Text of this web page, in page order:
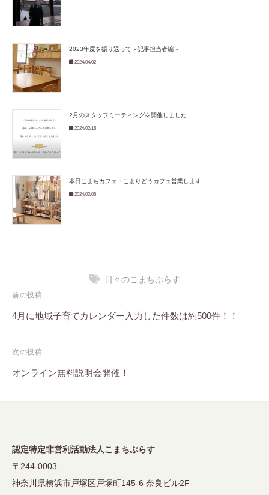
2023年度を振り返って～記事担当者編～
2024/04/02
2月のスタッフミーティングを開催しました
2024/02/16
本日こまちカフェ・こよりどうカフェ営業します
2024/02/06
日々のこまちぷらす
投
稿
ビ
ゲ
ョ
ン
前の投稿
4月に地域子育てカレンダー入力した件数は約500件！！
次の投稿
オンライン無料説明会開催！
認定特定非営利活動法人こまちぷらす
〒244-0003
神奈川県横浜市戸塚区戸塚町145-6 奈良ビル2F